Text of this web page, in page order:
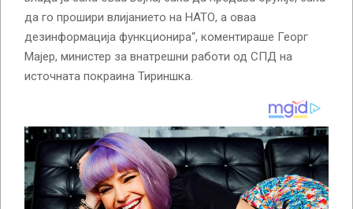
да го прошири влијанието на НАТО, а оваа
дезинформација функционира“, коментираше Георг
Мајер, министер за внатрешни работи од СПД на
источната покраина Тириншка.